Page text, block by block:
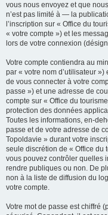
vous nous envoyez et que
n’est pas limité à — la
l’inscription sur « Office du
« votre compte ») et les
lors de votre connexion
Votre compte contiendra au
par « votre nom d’utilisateur
de vous connecter à votre
passe ») et une adresse de
compte sur « Office du
protection des données
Toutes les informations, en-
passe et de votre adresse de
Topoldavie » durant votre
seule discrétion de « Office du
vous pouvez contrôler quelles
rendre publiques ou non. De
non à la liste de diffusion du
votre compte.
Votre mot de passe est chiffré